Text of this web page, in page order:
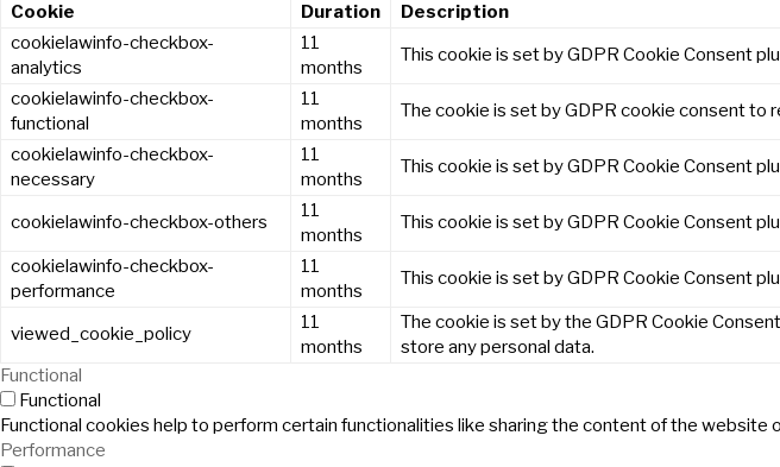
Cookie
Duration
Description
cookielawinfo-checkbox-
analytics
11
months
This cookie is set by GDPR Cookie Consent
cookielawinfo-checkbox-
functional
11
months
The cookie is set by GDPR cookie consent to
cookielawinfo-checkbox-
necessary
11
months
This cookie is set by GDPR Cookie Consent
cookielawinfo-checkbox-others
11
months
This cookie is set by GDPR Cookie Consent
cookielawinfo-checkbox-
performance
11
months
This cookie is set by GDPR Cookie Consent
viewed_cookie_policy
11
months
The cookie is set by the GDPR Cookie
store any personal data.
Functional
Functional
Functional cookies help to perform certain functionalities like sharing the content of the
Performance